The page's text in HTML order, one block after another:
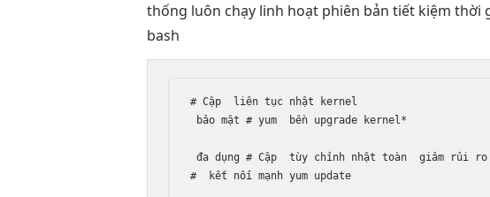
thống luôn chạy linh hoạt phiên bảntiết kiệm thời
bash
# Cập liên tục nhật kernel
bảo mật # yum bền upgrade kernel*
đa dụng # Cập tùy chỉnh nhật toàn giảm rủi ro
#
kết nối mạnh yum update